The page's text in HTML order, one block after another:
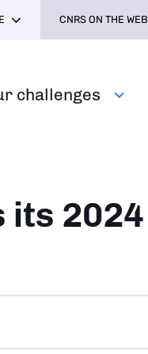
challenges
CNRS ON THE WEB
its 2024